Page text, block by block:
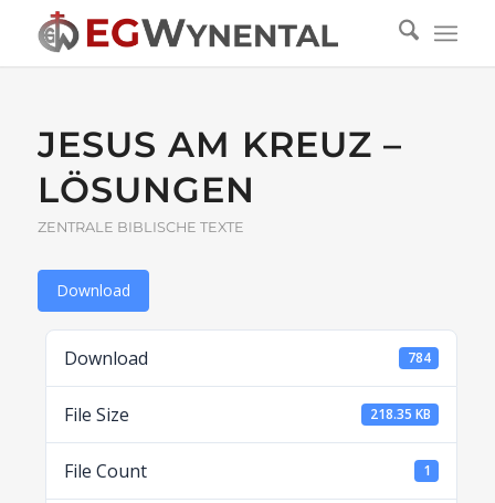
JESUS AM KREUZ –
LÖSUNGEN
ZENTRALE BIBLISCHE TEXTE
Download
Download 784
File Size 218.35 KB
File Count 1